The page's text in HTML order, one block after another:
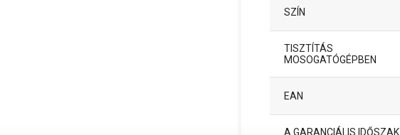
SZÍN
TISZTÍTÁS
MOSOGATÓGÉPBEN
EAN
A GARANCIÁLIS IDŐSZAK